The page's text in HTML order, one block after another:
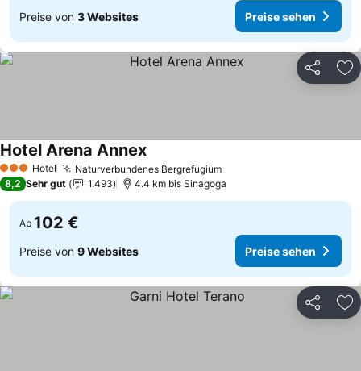
Preise von 3 Websites Preise sehen
Teilen
3 SterneHotel Naturverbundenes BergrefugiumPreise sehen
Hotel Arena AnnexPreise sehen
8,2 Sehr gut 1.493 4.4 km bis Sinagoga
Ab 102 €
Preise von 9 Websites Preise sehen
Teilen